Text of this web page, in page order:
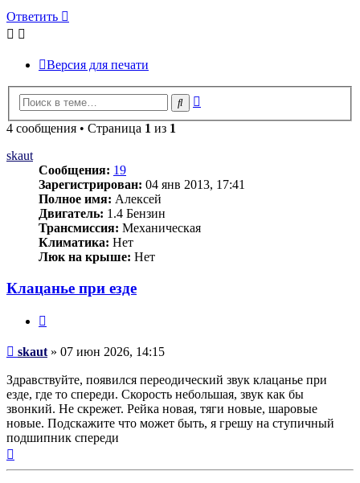
Ответить
Версия для печати
Поиск
4 сообщения • Страница 1 из 1
skaut
Сообщения: 19
Зарегистрирован: 04 янв 2013, 17:41
Полное имя: Алексей
Двигатель: 1.4 Бензин
Трансмиссия: Механическая
Климатика: Нет
Люк на крыше: Нет
Клацанье при езде
Сообщение
skaut » 07 июн 2026, 14:15
Здравствуйте, появился переодический звук клацанье при
езде, где то спереди. Скорость небольшая, звук как бы
звонкий. Не скрежет. Рейка новая, тяги новые, шаровые
новые. Подскажите что может быть, я грешу на ступичный
подшипник спереди